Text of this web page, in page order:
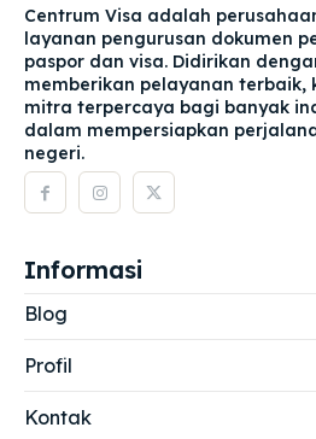
Centrum Visa adalah
layanan pengurusan dokumen
paspor dan visa. Didirikan
memberikan pelayanan terbaik,
mitra terpercaya bagi banyak
dalam mempersiapkan
negeri.
Informasi
Blog
Profil
Kontak